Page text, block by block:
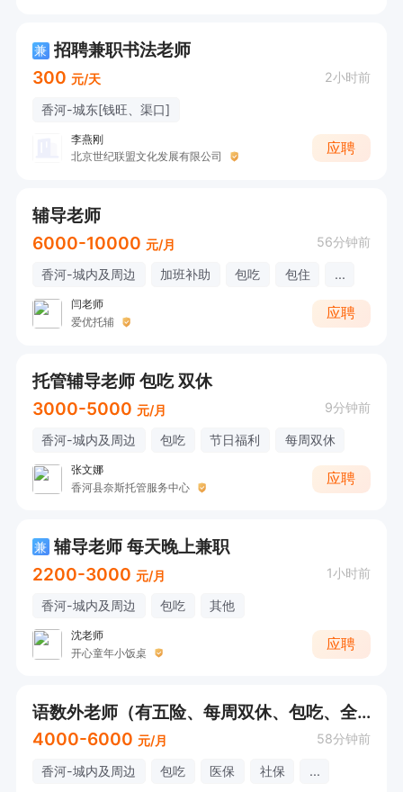
兼 招聘兼职书法老师
300 元/天 2小时前
香河-城东[钱旺、渠口]
李燕刚
北京世纪联盟文化发展有限公司
应聘
辅导老师
6000-10000 元/月 56分钟前
香河-城内及周边 加班补助 包吃 包住 ...
闫老师
爱优托辅
应聘
托管辅导老师 包吃 双休
3000-5000 元/月 9分钟前
香河-城内及周边 包吃 节日福利 每周双休
张文娜
香河县奈斯托管服务中心
应聘
兼 辅导老师 每天晚上兼职
2200-3000 元/月 1小时前
香河-城内及周边 包吃 其他
沈老师
开心童年小饭桌
应聘
语数外老师（有五险、每周双休、包吃、全勤奖）
4000-6000 元/月 58分钟前
香河-城内及周边 包吃 医保 社保 ...